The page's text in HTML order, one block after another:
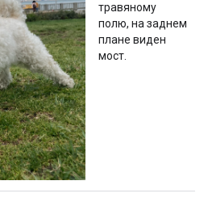
травяному
полю, на заднем
плане виден
мост.